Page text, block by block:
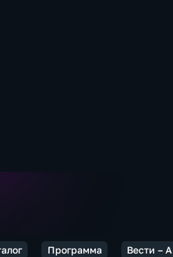
Программа Вести –